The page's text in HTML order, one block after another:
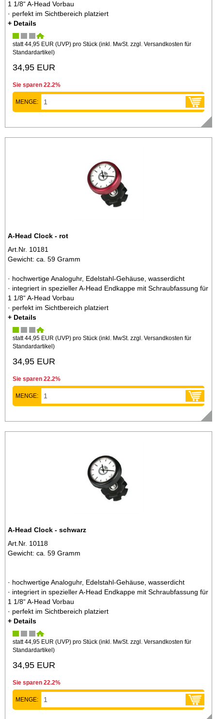
1 1/8“ A-Head Vorbau
· perfekt im Sichtbereich platziert
+ Details
statt44,95 EUR (UVP) pro Stück (inkl. MwSt. zzgl. Versandkosten für
Standardartikel)
34,95 EUR
Sie sparen 22.2%
MENGE:
A-Head Clock - rot
Art.Nr. 10181
Gewicht: ca. 59 Gramm
· hochwertige Analoguhr, Edelstahl-Gehäuse, wasserdicht
· integriert in spezieller A-Head Endkappe mit Schraubfassung für
1 1/8“ A-Head Vorbau
· perfekt im Sichtbereich platziert
+ Details
statt44,95 EUR (UVP) pro Stück (inkl. MwSt. zzgl. Versandkosten für
Standardartikel)
34,95 EUR
Sie sparen 22.2%
MENGE:
A-Head Clock - schwarz
Art.Nr. 10118
Gewicht: ca. 59 Gramm
· hochwertige Analoguhr, Edelstahl-Gehäuse, wasserdicht
· integriert in spezieller A-Head Endkappe mit Schraubfassung für
1 1/8“ A-Head Vorbau
· perfekt im Sichtbereich platziert
+ Details
statt44,95 EUR (UVP) pro Stück (inkl. MwSt. zzgl. Versandkosten für
Standardartikel)
34,95 EUR
Sie sparen 22.2%
MENGE: